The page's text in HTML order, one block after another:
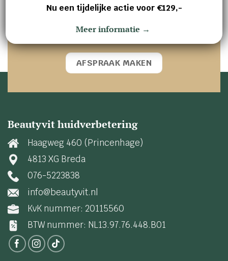
huidverbetering en innerlijke ontspanning.
wij voor jou kunnen betekenen!
AFSPRAAK MAKEN
Beautyvit huidverbetering
Haagweg 460 (Princenhage)
4813 XG Breda
076-5223838
info@beautyvit.nl
KvK nummer: 20115560
BTW nummer: NL13.97.76.448.B01
Nu een tijdelijke actie voor €129,-
Meer informatie →